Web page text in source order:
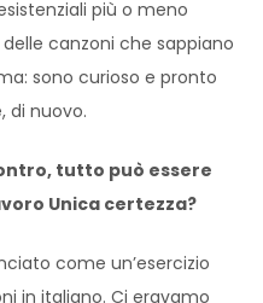
più o meno
canzoni che sappiano
sono curioso e pronto
di nuovo.
tutto può essere
Unica certezza?
come un’esercizio
in italiano. Ci eravamo